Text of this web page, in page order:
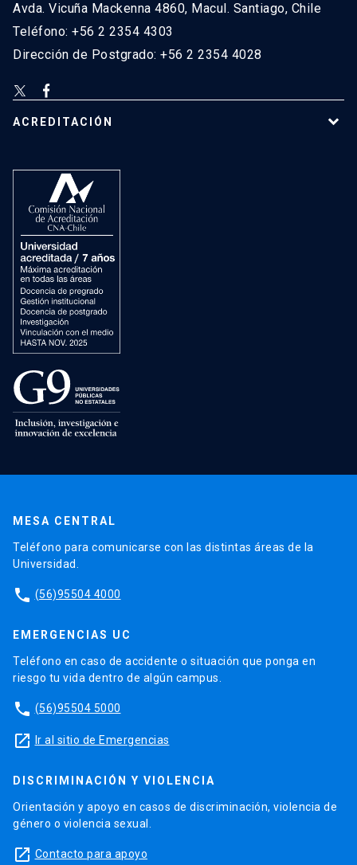
Avda. Vicuña Mackenna 4860, Macul. Santiago, Chile
Teléfono: +56 2 2354 4303
Dirección de Postgrado: +56 2 2354 4028
ACREDITACIÓN
MESA CENTRAL
Teléfono para comunicarse con las distintas áreas de la
Universidad.
phone (56)95504 4000
EMERGENCIAS UC
Teléfono en caso de accidente o situación que ponga en
riesgo tu vida dentro de algún campus.
phone (56)95504 5000
launch Ir al sitio de Emergencias
DISCRIMINACIÓN Y VIOLENCIA
Orientación y apoyo en casos de discriminación, violencia de
género o violencia sexual.
launch Contacto para apoyo